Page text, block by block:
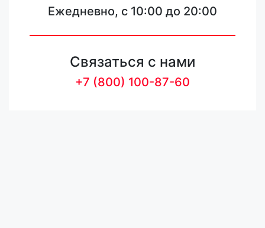
Ежедневно, с 10:00 до 20:00
Связаться с нами
+7 (800) 100-87-60